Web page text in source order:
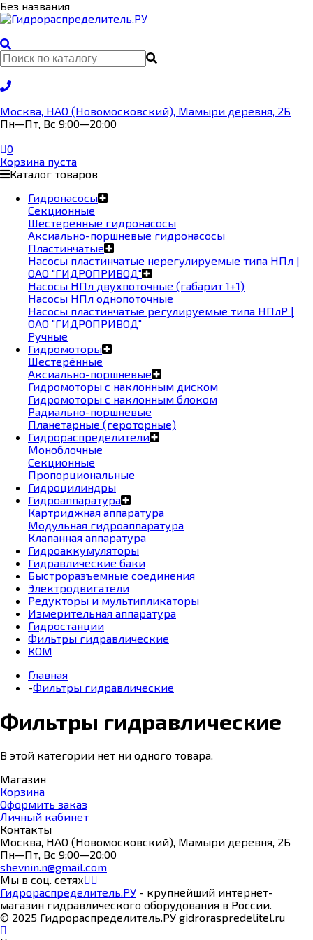
Без названия
Москва, НАО (Новомосковский), Мамыри деревня, 2Б
Пн—Пт, Вс 9:00—20:00
0
Корзина пуста
Каталог товаров
Гидронасосы
Секционные
Шестерённые гидронасосы
Аксиально-поршневые гидронасосы
Пластинчатые
Насосы пластинчатые нерегулируемые типа НПл |
ОАО "ГИДРОПРИВОД"
Насосы НПл двухпоточные (габарит 1+1)
Насосы НПл однопоточные
Насосы пластинчатые регулируемые типа НПлР |
ОАО "ГИДРОПРИВОД"
Ручные
Гидромоторы
Шестерённые
Аксиально-поршневые
Гидромоторы с наклонным диском
Гидромоторы с наклонным блоком
Радиально-поршневые
Планетарные (героторные)
Гидрораспределители
Моноблочные
Секционные
Пропорциональные
Гидроцилиндры
Гидроаппаратура
Картриджная аппаратура
Модульная гидроаппаратура
Клапанная аппаратура
Гидроаккумуляторы
Гидравлические баки
Быстроразъемные соединения
Электродвигатели
Редукторы и мультипликаторы
Измерительная аппаратура
Гидростанции
Фильтры гидравлические
КОМ
Главная
-Фильтры гидравлические
Фильтры гидравлические
В этой категории нет ни одного товара.
Магазин
Корзина
Оформить заказ
Личный кабинет
Контакты
Москва, НАО (Новомосковский), Мамыри деревня, 2Б
Пн—Пт, Вс 9:00—20:00
shevnin.n@gmail.com
Мы в соц. сетях
Гидрораспределитель.РУ - крупнейший интернет-
магазин гидравлического оборудования в России.
© 2025 Гидрораспределитель.РУ gidroraspredelitel.ru